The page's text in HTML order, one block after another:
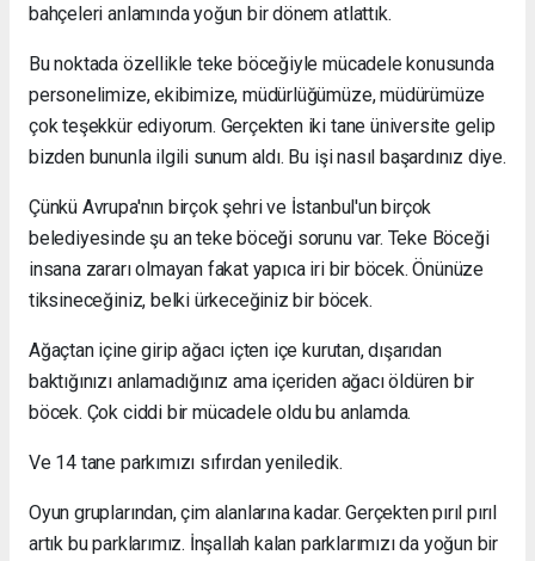
bahçeleri anlamında yoğun bir dönem atlattık.
Bu noktada özellikle teke böceğiyle mücadele konusunda
personelimize, ekibimize, müdürlüğümüze, müdürümüze
çok teşekkür ediyorum. Gerçekten iki tane üniversite gelip
bizden bununla ilgili sunum aldı. Bu işi nasıl başardınız diye.
Çünkü Avrupa'nın birçok şehri ve İstanbul'un birçok
belediyesinde şu an teke böceği sorunu var. Teke Böceği
insana zararı olmayan fakat yapıca iri bir böcek. Önünüze
tiksineceğiniz, belki ürkeceğiniz bir böcek.
Ağaçtan içine girip ağacı içten içe kurutan, dışarıdan
baktığınızı anlamadığınız ama içeriden ağacı öldüren bir
böcek. Çok ciddi bir mücadele oldu bu anlamda.
Ve 14 tane parkımızı sıfırdan yeniledik.
Oyun gruplarından, çim alanlarına kadar. Gerçekten pırıl pırıl
artık bu parklarımız. İnşallah kalan parklarımızı da yoğun bir